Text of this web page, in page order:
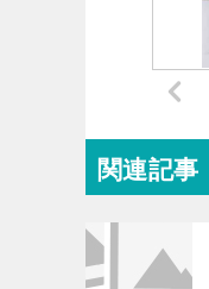
関連記事